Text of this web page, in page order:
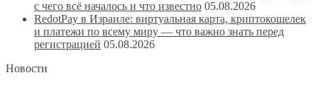
с чего всё началось и что известно 05.08.2026
RedotPay в Израиле: виртуальная карта, криптокошелек
и платежи по всему миру — что важно знать перед
регистрацией 05.08.2026
Новости